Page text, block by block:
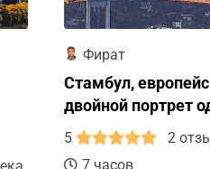
часть,
67